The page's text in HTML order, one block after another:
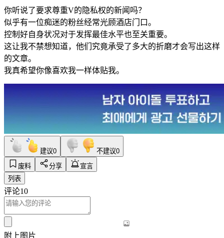
你听说了要求尊重V的隐私权的新闻吗？
似乎有一位痴迷的粉丝经常光顾酒店门口。
控制好自身状况对于发挥最佳水平也至关重要。
这让我不禁想知道，他们究竟承受了多大的折磨才会写出这样
的文章。
我真希望你像喜欢我一样体贴我。
建议0 不建议0
废料
分享
宣言
列表
评论10
附上图片